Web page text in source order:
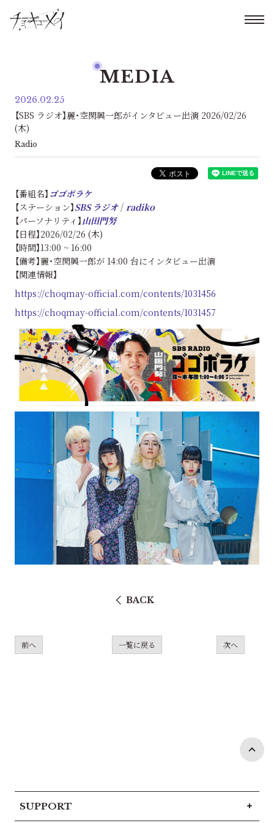
MEDIA
2026.02.25
【SBS ラジオ】麗・空閑興一郎がインタビュー出演 2026/02/26
(木)
Radio
【番組名】 ゴゴボラケ
【ステーション】SBS ラジオ/ radiko
【パーソナリティ】山田門努
【日程】2026/02/26 (木)
【時間】13:00 ~ 16:00
【備考】麗・空閑興一郎が 14:00 台にインタビュー出演
【関連情報】
https://choqmay-official.com/contents/1031456
https://choqmay-official.com/contents/1031457
BACK
前へ 一覧に戻る 次へ
SUPPORT